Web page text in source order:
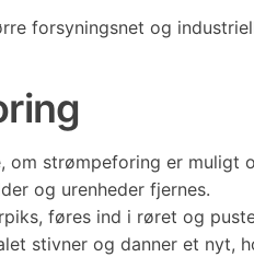
forsyningsnet og
om strømpeforing er muligt
og urenheder fjernes.
føres ind i røret og
stivner og danner et nyt,